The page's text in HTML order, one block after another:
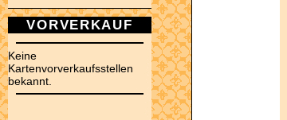
VORVERKAUF
Keine
Kartenvorverkaufsstellen
bekannt.